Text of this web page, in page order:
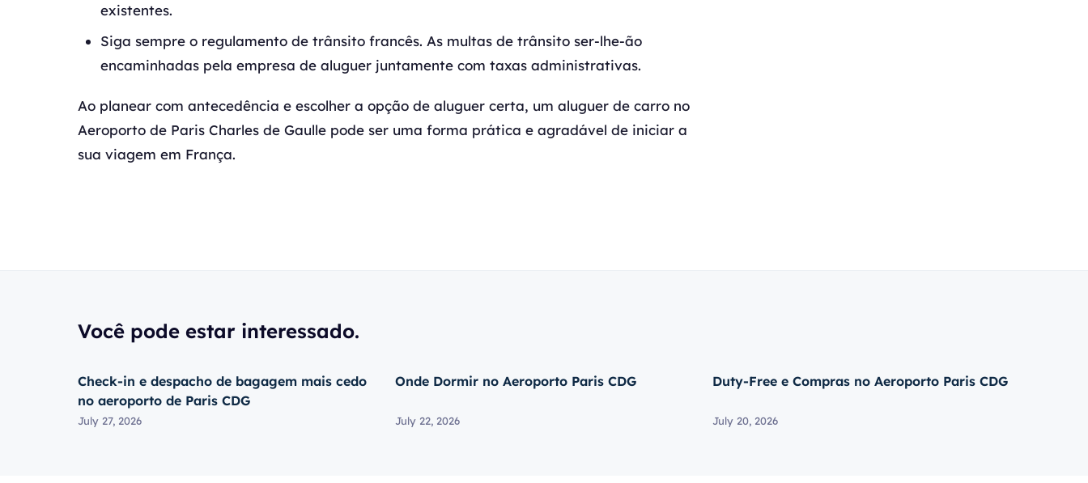
existentes.
Siga sempre o regulamento de trânsito francês. As multas de trânsito ser-lhe-ão
encaminhadas pela empresa de aluguer juntamente com taxas administrativas.
Ao planear com antecedência e escolher a opção de aluguer certa, um aluguer de carro no
Aeroporto de Paris Charles de Gaulle pode ser uma forma prática e agradável de iniciar a
sua viagem em França.
Você pode estar interessado.
Check-in e despacho de bagagem mais cedo
no aeroporto de Paris CDG
July 27, 2026
Onde Dormir no Aeroporto Paris CDG
July 22, 2026
Duty-Free e Compras no Aeroporto Paris CDG
July 20, 2026